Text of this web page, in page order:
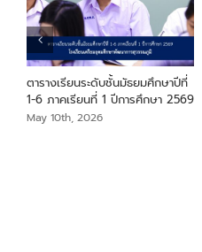
ตารางเรียนระดับชั้นมัธยมศึกษาปีที่
1-6 ภาคเรียนที่ 1 ปีการศึกษา 2569
May 10th, 2026